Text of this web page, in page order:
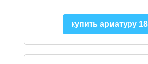
купить арматуру 18